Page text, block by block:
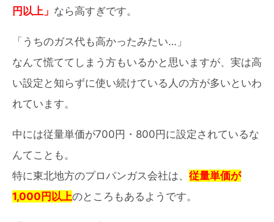
円以上」 なら高すぎです。
「うちのガス代も高かったみたい…」
なんて慌ててしまう方もいるかと思いますが、実は高
い設定と知らずに使い続けている人の方が多いといわ
れています。
中には従量単価が700円・800円に設定されているな
んてことも。
特に東北地方のプロパンガス会社は、 従量単価が
1,000円以上のところもあるようです。